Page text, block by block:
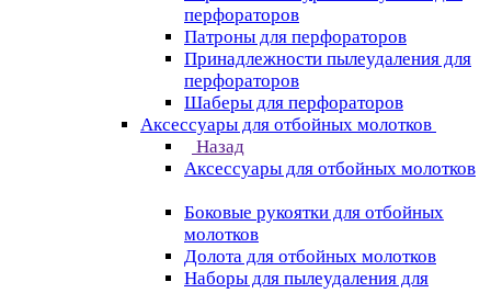
перфораторов
Патроны для перфораторов
Принадлежности пылеудаления для
перфораторов
Шаберы для перфораторов
Аксессуары для отбойных молотков
Назад
Аксессуары для отбойных молотков
Боковые рукоятки для отбойных
молотков
Долота для отбойных молотков
Наборы для пылеудаления для